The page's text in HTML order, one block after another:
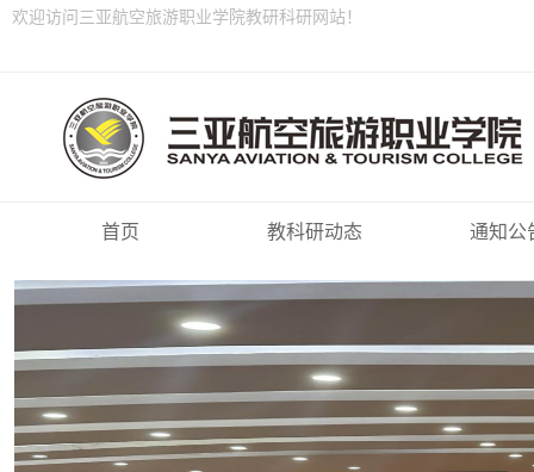
欢迎访问三亚航空旅游职业学院教研科研网站！
首页 教科研动态 通知公